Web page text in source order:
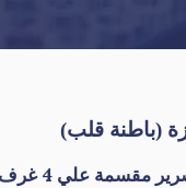
(باطنة قلب)